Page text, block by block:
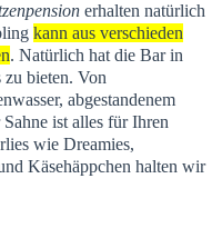
erhalten natürlich
kann aus verschieden
. Natürlich hat die Bar in
zu bieten. Von
abgestandenem
ist alles für Ihren
wie Dreamies,
Käsehäppchen halten wir